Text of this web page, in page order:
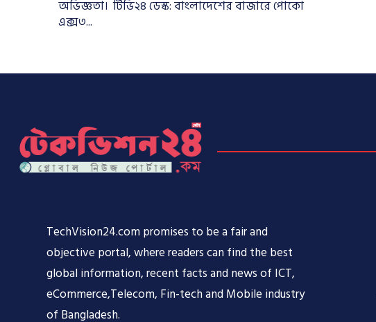
অভিজ্ঞতা। টিভি২৪ ডেস্ক: বাংলাদেশের বাজারে পোকো
এক্স৩...
TechVision24.com promises to be a fair and
objective portal, where readers can find the best
global information, recent facts and news of ICT,
eCommerce,Telecom, Fin-tech and Mobile industry
of Bangladesh.